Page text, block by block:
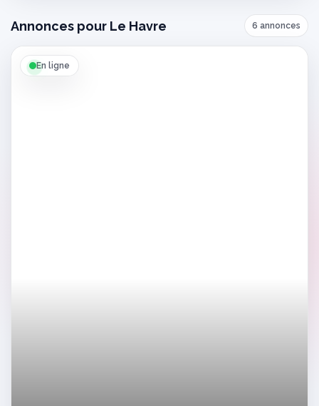
Annonces pour Le Havre 6 annonces
En ligne